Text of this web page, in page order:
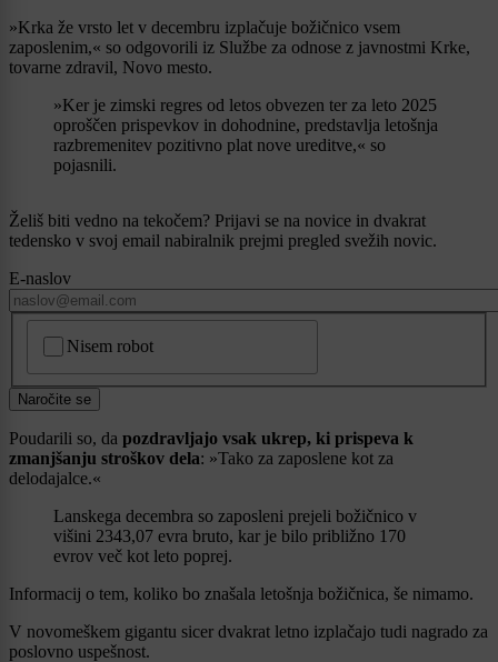
»Krka že vrsto let v decembru izplačuje božičnico vsem
zaposlenim,« so odgovorili iz Službe za odnose z javnostmi Krke,
tovarne zdravil, Novo mesto.
»Ker je zimski regres od letos obvezen ter za leto 2025
oproščen prispevkov in dohodnine, predstavlja letošnja
razbremenitev pozitivno plat nove ureditve,« so
pojasnili.
Želiš biti vedno na tekočem? Prijavi se na novice in dvakrat
tedensko v svoj email nabiralnik prejmi pregled svežih novic.
E-naslov
Nisem robot
Naročite se
Poudarili so, da pozdravljajo vsak ukrep, ki prispeva k
zmanjšanju stroškov dela: »Tako za zaposlene kot za
delodajalce.«
Lanskega decembra so zaposleni prejeli božičnico v
višini 2343,07 evra bruto, kar je bilo približno 170
evrov več kot leto poprej.
Informacij o tem, koliko bo znašala letošnja božičnica, še nimamo.
V novomeškem gigantu sicer dvakrat letno izplačajo tudi nagrado za
poslovno uspešnost.